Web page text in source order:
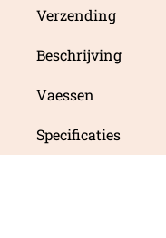
Verzending
Beschrijving
Vaessen
Specificaties